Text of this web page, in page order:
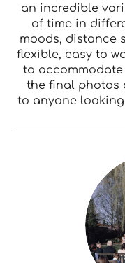
an incredible
of time in
moods, distance
flexible, easy to
to accommodate
the final photos
to anyone